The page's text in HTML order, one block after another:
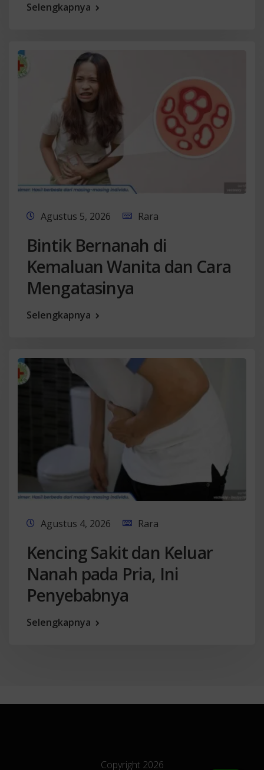
Selengkapnya
Agustus 5, 2026 Rara
Bintik Bernanah di
Kemaluan Wanita dan Cara
Mengatasinya
Selengkapnya
Agustus 4, 2026 Rara
Kencing Sakit dan Keluar
Nanah pada Pria, Ini
Penyebabnya
Selengkapnya
Copyright 2026